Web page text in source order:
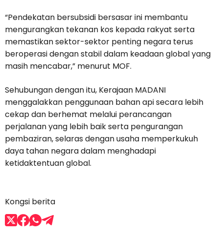
“Pendekatan bersubsidi bersasar ini membantu
mengurangkan tekanan kos kepada rakyat serta
memastikan sektor-sektor penting negara terus
beroperasi dengan stabil dalam keadaan global yang
masih mencabar,” menurut MOF.
Sehubungan dengan itu, Kerajaan MADANI
menggalakkan penggunaan bahan api secara lebih
cekap dan berhemat melalui perancangan
perjalanan yang lebih baik serta pengurangan
pembaziran, selaras dengan usaha memperkukuh
daya tahan negara dalam menghadapi
ketidaktentuan global.
Kongsi berita